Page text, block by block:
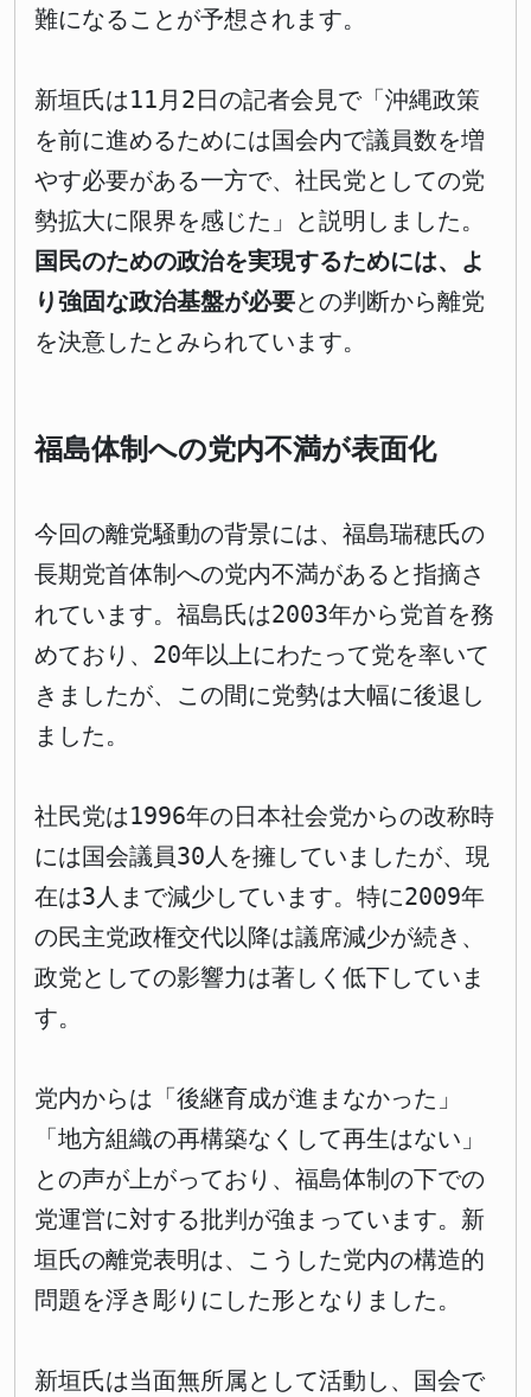
難になることが予想されます。
新垣氏は11月2日の記者会見で「沖縄政策
を前に進めるためには国会内で議員数を増
やす必要がある一方で、社民党としての党
勢拡大に限界を感じた」と説明しました。
国民のための政治を実現するためには、よ
り強固な政治基盤が必要との判断から離党
を決意したとみられています。
福島体制への党内不満が表面化
今回の離党騒動の背景には、福島瑞穂氏の
長期党首体制への党内不満があると指摘さ
れています。福島氏は2003年から党首を務
めており、20年以上にわたって党を率いて
きましたが、この間に党勢は大幅に後退し
ました。
社民党は1996年の日本社会党からの改称時
には国会議員30人を擁していましたが、現
在は3人まで減少しています。特に2009年
の民主党政権交代以降は議席減少が続き、
政党としての影響力は著しく低下していま
す。
党内からは「後継育成が進まなかった」
「地方組織の再構築なくして再生はない」
との声が上がっており、福島体制の下での
党運営に対する批判が強まっています。新
垣氏の離党表明は、こうした党内の構造的
問題を浮き彫りにした形となりました。
新垣氏は当面無所属として活動し、国会で